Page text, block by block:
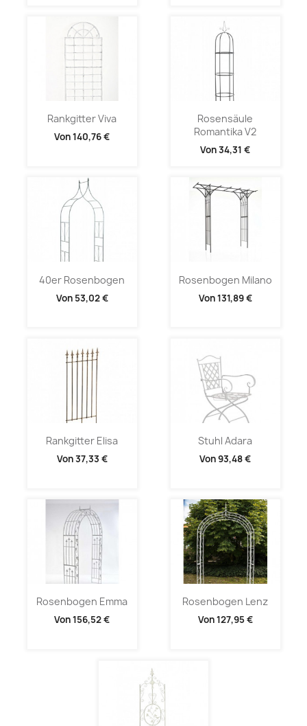
Rankgitter Viva
Von140,76 €
Rosensäule
Romantika V2
Von34,31 €
40er Rosenbogen
Von 53,02 €
Rosenbogen Milano
Von131,89 €
Rankgitter Elisa
Von37,33 €
Stuhl Adara
Von93,48 €
Rosenbogen Emma
Von156,52 €
Rosenbogen Lenz
Von127,95 €